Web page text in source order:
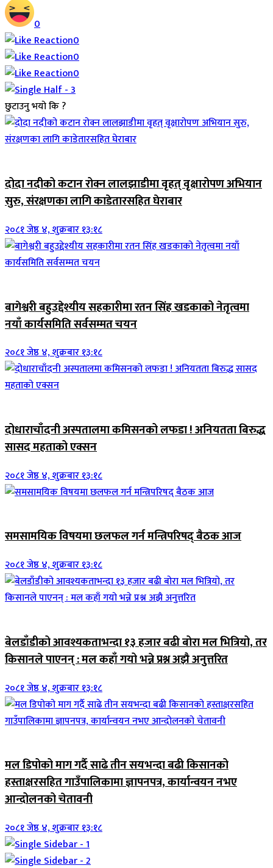
0
0
0
0
छुटाउनु भयो कि ?
दोदा नदीको कटान रोक्न लालझाडीमा वृहत् वृक्षारोपण अभियान
सुरु, संरक्षणका लागि काडेतारसहित घेराबार
२०८१ जेष्ठ ४, शुक्रबार १३:१८
बागेश्वरी बहुउद्देश्यीय सहकारीमा रतन सिंह खडकाको नेतृत्वमा
नयाँ कार्यसमिति सर्वसम्मत चयन
२०८१ जेष्ठ ४, शुक्रबार १३:१८
दोधाराचाँदनी अस्पतालमा कमिसनको लफडा ! अनियतता बिरुद्ध
सासद महताको एक्सन
२०८१ जेष्ठ ४, शुक्रबार १३:१८
समसामयिक विषयमा छलफल गर्न मन्त्रिपरिषद् बैठक आज
२०८१ जेष्ठ ४, शुक्रबार १३:१८
बेलडाँडीको आवश्यकताभन्दा १३ हजार बढी बोरा मल भित्रियो, तर
किसानले पाएनन् : मल कहाँ गयो भन्ने प्रश्न अझै अनुत्तरित
२०८१ जेष्ठ ४, शुक्रबार १३:१८
मल डिपोको माग गर्दै साढे तीन सयभन्दा बढी किसानको
हस्ताक्षरसहित गाउँपालिकामा ज्ञापनपत्र, कार्यान्वयन नभए
आन्दोलनको चेतावनी
२०८१ जेष्ठ ४, शुक्रबार १३:१८